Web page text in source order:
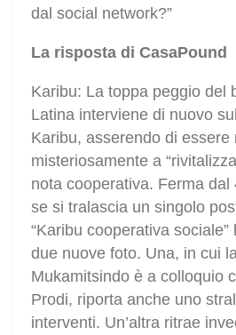
dal social network?”
La risposta di CasaPound
Karibu: La toppa peggio del
Latina interviene di nuovo
Karibu, asserendo di essere
misteriosamente a
nota cooperativa. Ferma dal
se si tralascia un singolo
“Karibu cooperativa
due nuove foto. Una, in cui
Mukamitsindo è a colloquio
Prodi, riporta anche uno
interventi. Un’altra ritrae